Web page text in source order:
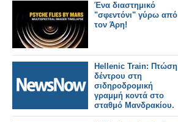
Ένα διαστημικό
"σφεντόνι" γύρω από
τον Άρη!
Hellenic Train: Πτώση
δέντρου στη
σιδηροδρομική
γραμμή κοντά στο
σταθμό Μανδρακίου.